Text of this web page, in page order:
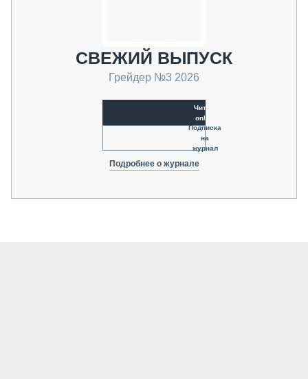
СВЕЖИЙ ВЫПУСК
Грейдер №3 2026
Читать
online
Подписка
на
журнал
Подробнее о журнале